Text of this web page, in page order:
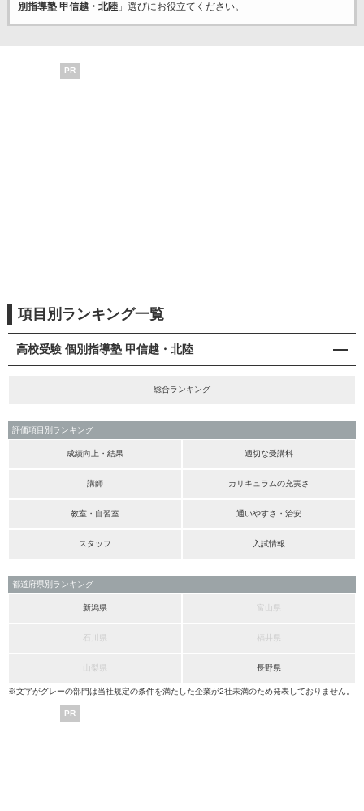
別指導塾 甲信越・北陸」選びにお役立てください。
PR
項目別ランキング一覧
高校受験 個別指導塾 甲信越・北陸
総合ランキング
評価項目別ランキング
成績向上・結果 適切な受講料
講師 カリキュラムの充実さ
教室・自習室 通いやすさ・治安
スタッフ 入試情報
都道府県別ランキング
新潟県 富山県
石川県 福井県
山梨県 長野県
※文字がグレーの部門は当社規定の条件を満たした企業が2社未満のため発表しておりません。
PR